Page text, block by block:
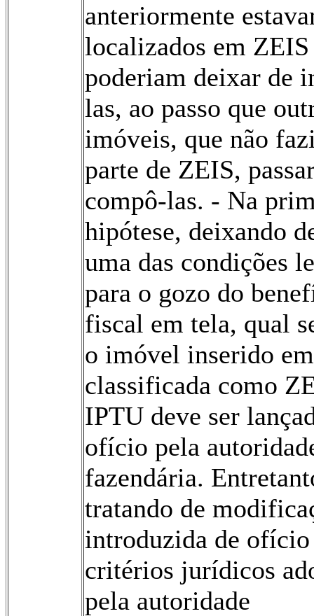
anteriormente
localizados em ZEIS
poderiam deixar de
las, ao passo que
imóveis, que não
parte de ZEIS,
compô-las. - Na
hipótese, deixando
uma das condições
para o gozo do
fiscal em tela, qual
o imóvel inserido
classificada como
IPTU deve ser
ofício pela
fazendária.
tratando de
introduzida de ofício
critérios jurídicos
pela autoridade